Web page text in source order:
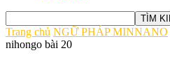
Trang chủ NGỮ PHÁP MINNANO
nihongo bài 20